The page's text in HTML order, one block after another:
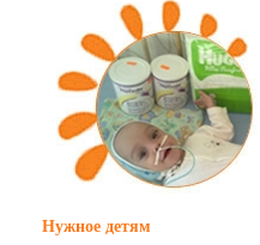
Нужное детям